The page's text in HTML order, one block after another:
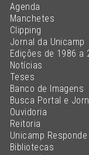
Agenda
Manchetes
Clipping
Jornal da Unicamp
Edições de 1986 a
Notícias
Teses
Banco de Imagens
Busca Portal e
Ouvidoria
Reitoria
Unicamp Responde
Bibliotecas